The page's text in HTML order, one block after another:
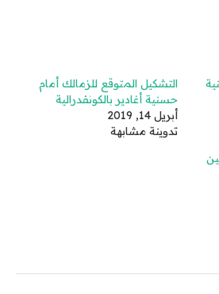
التشكيل المتوقع للزمالك أمام
حسنية أغادير بالكونفدرالية
أبريل 14, 2019
تدوينة مشابهة